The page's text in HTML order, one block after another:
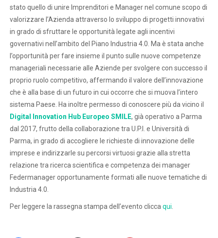
stato quello di unire Imprenditori e Manager nel comune scopo di
valorizzare l’Azienda attraverso lo sviluppo di progetti innovativi
in grado di sfruttare le opportunità legate agli incentivi
governativi nell’ambito del Piano Industria 4.0. Ma è stata anche
l’opportunità per fare insieme il punto sulle nuove competenze
manageriali necessarie alle Aziende per svolgere con successo il
proprio ruolo competitivo, affermando il valore dell’innovazione
che è alla base di un futuro in cui occorre che si muova l’intero
sistema Paese. Ha inoltre permesso di conoscere più da vicino il
Digital Innovation Hub Europeo SMILE, già operativo a Parma
dal 2017, frutto della collaborazione tra U.P.I. e Università di
Parma, in grado di accogliere le richieste di innovazione delle
imprese e indirizzarle su percorsi virtuosi grazie alla stretta
relazione tra ricerca scientifica e competenza dei manager
Federmanager opportunamente formati alle nuove tematiche di
Industria 4.0.
Per leggere la rassegna stampa dell’evento clicca qui